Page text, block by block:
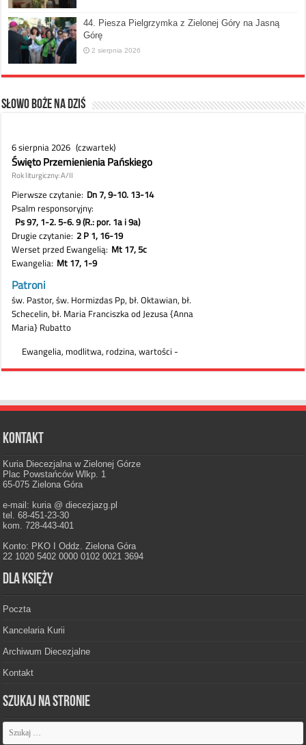
44. Piesza Pielgrzymka z Zielonej Góry na Jasną
Górę
2 sierpnia 2026
Słowo Boże na dziś
Kontakt
Kuria Diecezjalna w Zielonej Górze
Plac Powstańców Wlkp. 1
65-075 Zielona Góra
e-mail: kuria @ diecezjazg.pl
tel. 68-451-23-30
kom. 728-443-401
Konto: PKO I Oddz. Zielona Góra
22 1020 5402 0000 0102 0021 3694
Dla księży
Poczta
Kancelaria Kurii
Archiwum Diecezjalne
Kontakt
Szukaj na stronie